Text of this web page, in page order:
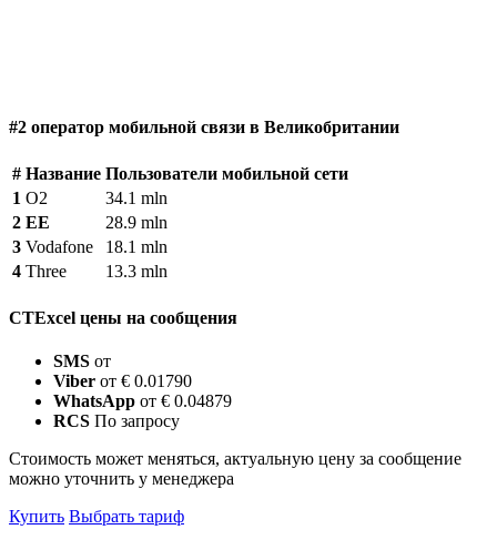
#2 оператор мобильной связи в Великобритании
# Название Пользователи мобильной сети
1 O2
34.1 mln
2 EE
28.9 mln
3 Vodafone
18.1 mln
4 Three 13.3 mln
CTExcel цены на сообщения
SMS от
Viber от € 0.01790
WhatsApp от € 0.04879
RCS По запросу
Стоимость может меняться, актуальную цену за сообщение
можно уточнить у менеджера
Купить Выбрать тариф